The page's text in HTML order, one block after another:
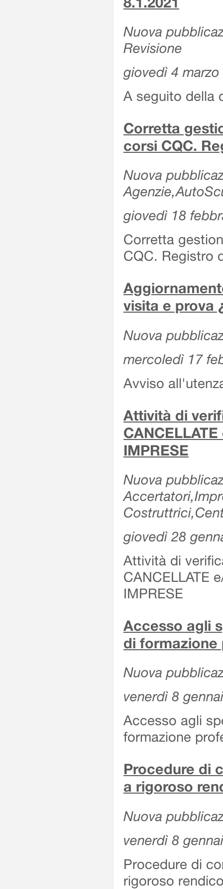
Nuova
Revisione
giovedì 4 marzo
A seguito della
Corretta
corsi CQC.
Nuova
giovedì 18
Corretta
CQC. Registro
visita e prova
Nuova
mercoledì 17
Avviso
Attività di
IMPRESE
Nuova
giovedì 28
Attività di
CANCELLATE
IMPRESE
Accesso agli
di formazione
Nuova
venerdì 8
Accesso agli
formazione
Procedure di
a rigoroso
Nuova
venerdì 8
Procedure di
rigoroso